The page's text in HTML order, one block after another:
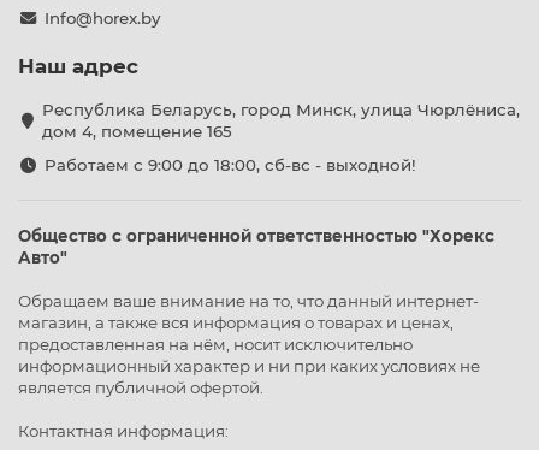
Info@horex.by
Наш адрес
Республика Беларусь, город Минск, улица Чюрлёниса,
дом 4, помещение 165
Работаем с 9:00 до 18:00, сб-вс - выходной!
Общество с ограниченной ответственностью "Хорекс
Авто"
Обращаем ваше внимание на то, что данный интернет-
магазин, а также вся информация о товарах и ценах,
предоставленная на нём, носит исключительно
информационный характер и ни при каких условиях не
является публичной офертой.
Контактная информация: